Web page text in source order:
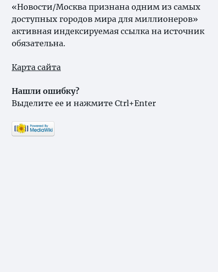
«Новости/Москва признана одним из самых
доступных городов мира для миллионеров»
активная индексируемая ссылка на источник
обязательна.
Карта сайта
Нашли ошибку?
Выделите ее и нажмите Ctrl+Enter